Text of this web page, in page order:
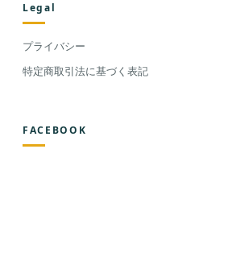
Legal
プライバシー
特定商取引法に基づく表記
FACEBOOK